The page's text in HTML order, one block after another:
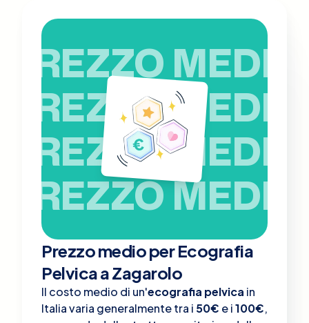
PREZZO MEDIO
PREZZO MEDIO
PREZZO MEDIO
PREZZO MEDIO
Prezzo medio per Ecografia
Pelvica a Zagarolo
Il costo medio di un'ecografia pelvica in
Italia varia generalmente tra i 50€ e i100€,